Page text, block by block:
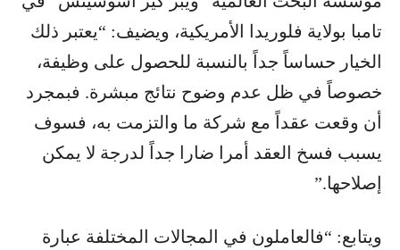
تامبا بولاية فلوريدا الأمريكية، ويضيف: “يعتبر ذلك
الخيار حساساً جداً بالنسبة للحصول على وظيفة،
خصوصاً في ظل عدم وضوح نتائج مبشرة. فبمجرد
أن وقعت عقداً مع شركة ما والتزمت به، فسوف
يسبب فسخ العقد أمرا ضارا جداً لدرجة لا يمكن
إصلاحها.”
ويتابع: “فالعاملون في المجالات المختلفة عبارة